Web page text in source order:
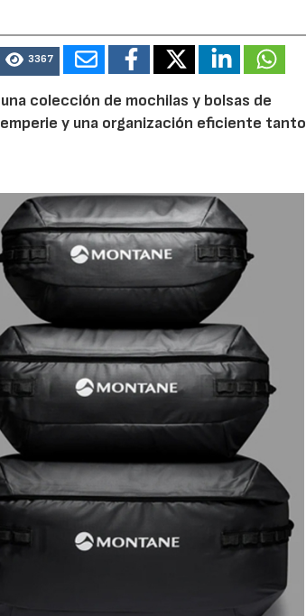
3367
colección de mochilas y bolsas de
y una organización eficiente tanto